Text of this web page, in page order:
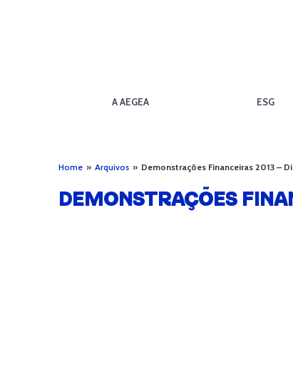
A AEGEA ESG
Home » Arquivos » Demonstrações Financeiras 2013 –
DEMONSTRAÇÕES